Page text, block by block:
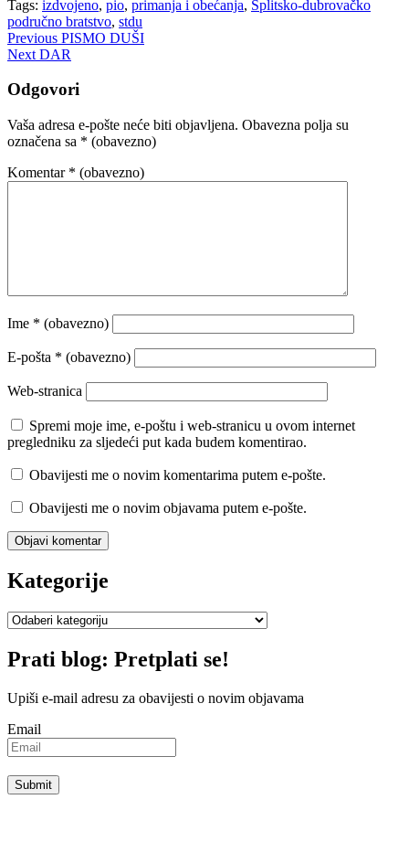
Tags: izdvojeno, pio, primanja i obećanja, Splitsko-dubrovačko
područno bratstvo, stdu
Navigacija
objava
Previous PISMO DUŠI
Next DAR
Odgovori
Vaša adresa e-pošte neće biti objavljena. Obavezna polja su
označena sa * (obavezno)
Komentar * (obavezno)
Ime * (obavezno)
E-pošta * (obavezno)
Web-stranica
Spremi moje ime, e-poštu i web-stranicu u ovom internet
pregledniku za sljedeći put kada budem komentirao.
Obavijesti me o novim komentarima putem e-pošte.
Obavijesti me o novim objavama putem e-pošte.
Kategorije
Kategorije
Prati blog: Pretplati se!
Upiši e-mail adresu za obavijesti o novim objavama
Email